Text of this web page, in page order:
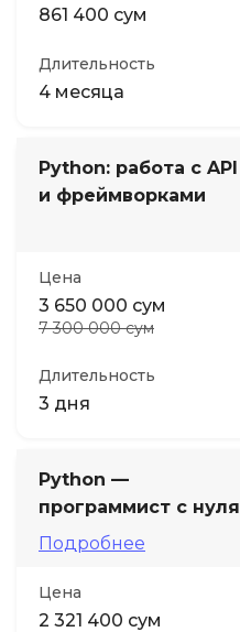
861 400 сум
Длительность
4 месяца
Python: работа с API
и фреймворками
Цена
3 650 000 сум
7 300 000 сум
Длительность
3 дня
Python —
программист с нуля
Подробнее
Цена
2 321 400 сум